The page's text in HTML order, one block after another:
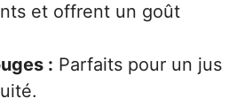
et offrent un goût
: Parfaits pour un jus